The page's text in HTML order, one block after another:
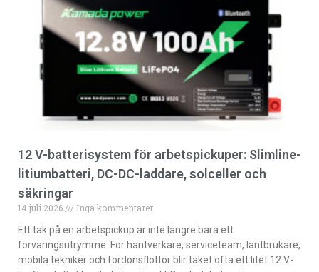
12 V-batterisystem för arbetspickuper: Slimline-
litiumbatteri, DC-DC-laddare, solceller och
säkringar
14 juli 2026
Inga kommentarer
Ett tak på en arbetspickup är inte längre bara ett
förvaringsutrymme. För hantverkare, serviceteam, lantbrukare,
mobila tekniker och fordonsflottor blir taket ofta ett litet 12 V-